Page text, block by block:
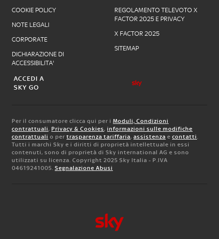
COOKIE POLICY
NOTE LEGALI
CORPORATE
DICHIARAZIONE DI
ACCESSIBILITA'
REGOLAMENTO TELEVOTO X
FACTOR 2025 E PRIVACY
X FACTOR 2025
SITEMAP
ACCEDI A
SKY GO
Per il consumatore clicca qui per i Moduli, Condizioni
contrattuali, Privacy & Cookies, informazioni sulle modifiche
contrattuali o per trasparenza tariffaria, assistenza e contatti.
Tutti i marchi Sky e i diritti di proprietà intellettuale in essi
contenuti, sono di proprietà di Sky international AG e sono
utilizzati su licenza. Copyright 2025 Sky Italia - P.IVA
04619241005. Segnalazione Abusi